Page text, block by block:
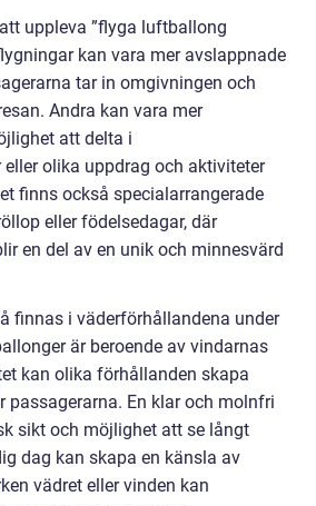
uppleva ”flyga luftballong
kan vara mer avslappnade
tar in omgivningen och
Andra kan vara mer
att delta i
olika uppdrag och aktiviteter
finns också specialarrangerade
eller födelsedagar, där
en del av en unik och minnesvärd
finnas i väderförhållandena under
är beroende av vindarnas
kan olika förhållanden skapa
passagerarna. En klar och molnfri
sikt och möjlighet att se långt
dag kan skapa en känsla av
vädret eller vinden kan